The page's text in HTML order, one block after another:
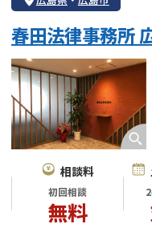
春田法律事務所
相談料
初回相談
無料